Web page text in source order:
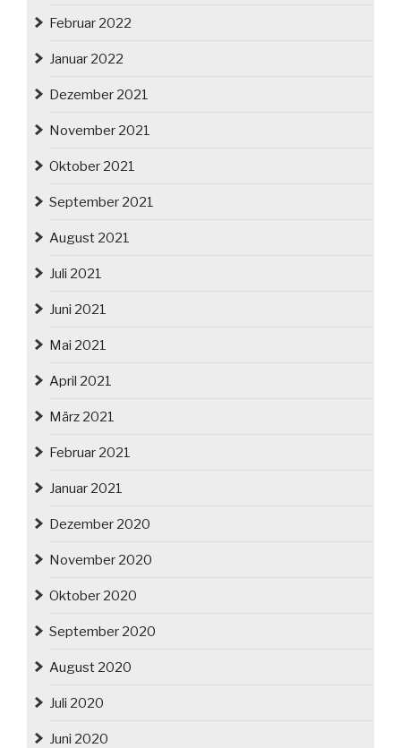
Februar 2022
Januar 2022
Dezember 2021
November 2021
Oktober 2021
September 2021
August 2021
Juli 2021
Juni 2021
Mai 2021
April 2021
März 2021
Februar 2021
Januar 2021
Dezember 2020
November 2020
Oktober 2020
September 2020
August 2020
Juli 2020
Juni 2020